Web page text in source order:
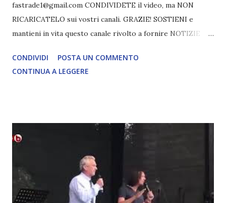
fastrade1@gmail.com CONDIVIDETE il video, ma NON
RICARICATELO sui vostri canali. GRAZIE! SOSTIENI e
mantieni in vita questo canale rivolto a fornire NOTIZIE
PROFONDITA' a beneficio di TUTTI. segnalazione di
oltre12 LEGGI L'ARTICOLO COMPLETO
CONDIVIDI
POSTA UN COMMENTO
CONTINUA A LEGGERE